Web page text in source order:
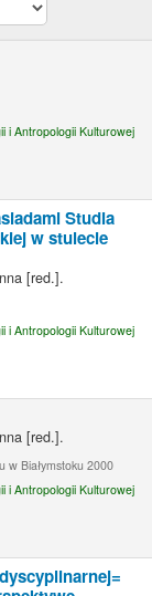
i Antropologii Kulturowej
Studia
w stulecie
[red.].
i Antropologii Kulturowej
[red.].
w Białymstoku 2000
i Antropologii Kulturowej